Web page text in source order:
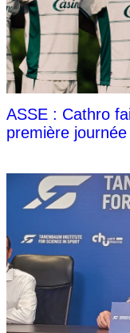
ASSE : Cathro
première journée